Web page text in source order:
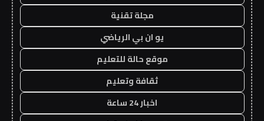
مجلة تقنية
يو ان بي الرياضي
موقع حالة للتعليم
ثقافة وتعليم
اخبار 24 ساعة